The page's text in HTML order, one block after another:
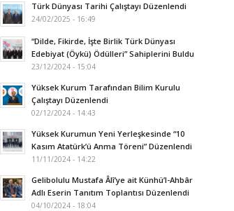
Türk Dünyası Tarihi Çalıştayı Düzenlendi
24/02/2025 - 16:49
“Dilde, Fikirde, İşte Birlik Türk Dünyası
Edebiyat (Öykü) Ödülleri” Sahiplerini Buldu
23/12/2024 - 15:04
Yüksek Kurum Tarafından Bilim Kurulu
Çalıştayı Düzenlendi
02/12/2024 - 14:43
Yüksek Kurumun Yeni Yerleşkesinde “10
Kasım Atatürk’ü Anma Töreni” Düzenlendi
11/11/2024 - 14:22
Gelibolulu Mustafa Âlî’ye ait Künhü’l-Ahbâr
Adlı Eserin Tanıtım Toplantısı Düzenlendi
04/10/2024 - 18:04